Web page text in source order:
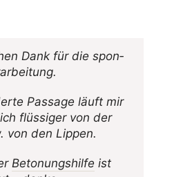
Dank für die spon­
Passage läuft mir
flüs­siger von der
von den Lippen.
Beto­nungs­hilfe ist